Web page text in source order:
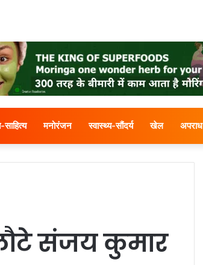
साहित्य मनोरंजन स्वास्थ्य-सौंदर्य खेल अपराध
संजय कुमार